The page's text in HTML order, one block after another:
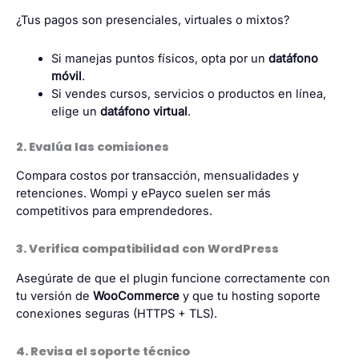
¿Tus pagos son presenciales, virtuales o mixtos?
Si manejas puntos físicos, opta por un datáfono
móvil.
Si vendes cursos, servicios o productos en línea,
elige un datáfono virtual.
2. Evalúa las comisiones
Compara costos por transacción, mensualidades y
retenciones. Wompi y ePayco suelen ser más
competitivos para emprendedores.
3. Verifica compatibilidad con WordPress
Asegúrate de que el plugin funcione correctamente con
tu versión de WooCommerce y que tu hosting soporte
conexiones seguras (HTTPS + TLS).
4. Revisa el soporte técnico